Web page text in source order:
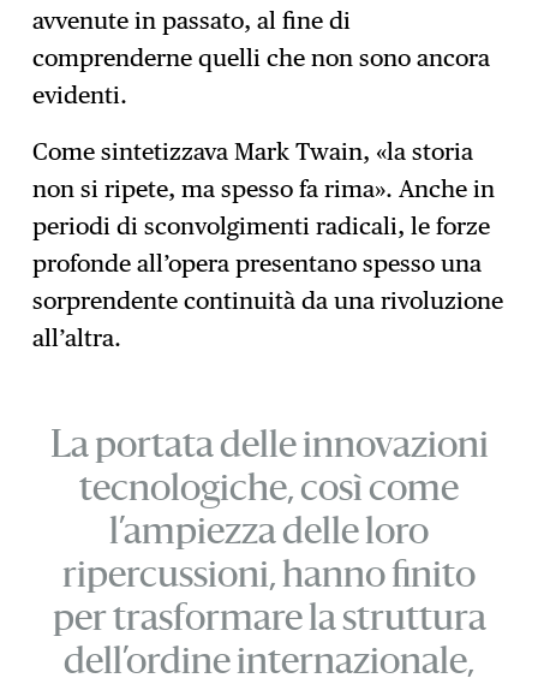
avvenute in passato, al fine di
comprenderne quelli che non sono ancora
evidenti.
Come sintetizzava Mark Twain, «la storia
non si ripete, ma spesso fa rima». Anche in
periodi di sconvolgimenti radicali, le forze
profonde all’opera presentano spesso una
sorprendente continuità da una rivoluzione
all’altra.
La portata delle innovazioni
tecnologiche, così come
l’ampiezza delle loro
ripercussioni, hanno finito
per trasformare la struttura
dell’ordine internazionale,